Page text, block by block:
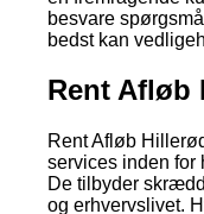
besvare
bedst kan
Rent Afløb
Rent Afløb
services inden for
De tilbyder
og erhvervslivet.